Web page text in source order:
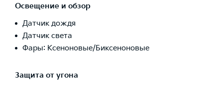
Освещение и обзор
Датчик дождя
Датчик света
Фары: Ксеноновые/Биксеноновые
Защита от угона